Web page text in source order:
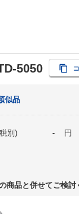
5050
似品
別) - 円
商品と併せてご検討